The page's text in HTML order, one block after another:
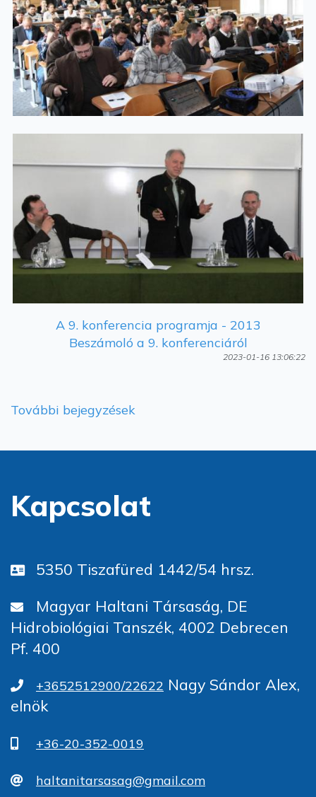
A 9. konferencia programja - 2013
Beszámoló a 9. konferenciáról
2023-01-16 13:06:22
További bejegyzések
Kapcsolat
5350 Tiszafüred 1442/54 hrsz.
Magyar Haltani Társaság, DE
Hidrobiológiai Tanszék, 4002 Debrecen
Pf. 400
+3652512900/22622 Nagy Sándor Alex,
elnök
+36-20-352-0019
haltanitarsasag@gmail.com